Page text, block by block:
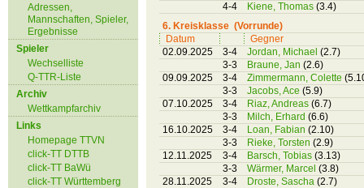
Adressen,
Mannschaften, Spieler,
Ergebnisse
Spieler
Wechselliste
Q-TTR-Liste
Archiv
Wettkampfarchiv
Links
Homepage TTVN
click-TT DTTB
click-TT BaWü
click-TT Württemberg
4-4
Kiene, Thomas (3.4)
6. Kreisklasse (Vorrunde)
Datum
Gegner
02.09.2025
3-4 Jordan, Michael (2.7)
3-3
Braune, Jan (2.6)
09.09.2025
3-4 Zimmermann, Colette
3-3
Jacobs, Ace (5.9)
07.10.2025
3-4 Riaz, Andreas (6.7)
3-3
Milch, Erhard (6.6)
16.10.2025
3-4 Loan, Fabian (2.10)
3-3
Rieke, Torsten (2.9)
12.11.2025
3-4 Barsch, Tobias (3.13)
3-3
Wärmer, Marcel (3.8)
28.11.2025
3-4 Droste, Sascha (2.7)